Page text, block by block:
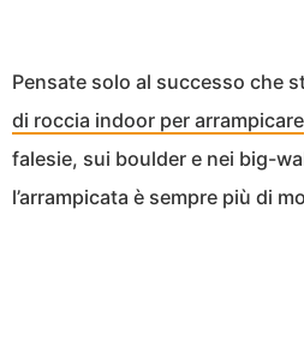
Pensate solo al successo che
di roccia indoor per arrampicare
falesie, sui boulder e nei big-
l’arrampicata è sempre più di